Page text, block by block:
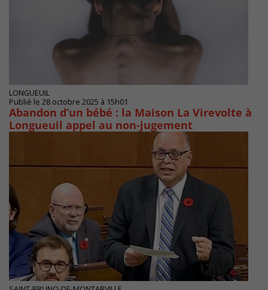
LONGUEUIL
Publié le 28 octobre 2025 à 15h01
Abandon d’un bébé : la Maison La Virevolte à
Longueuil appel au non-jugement